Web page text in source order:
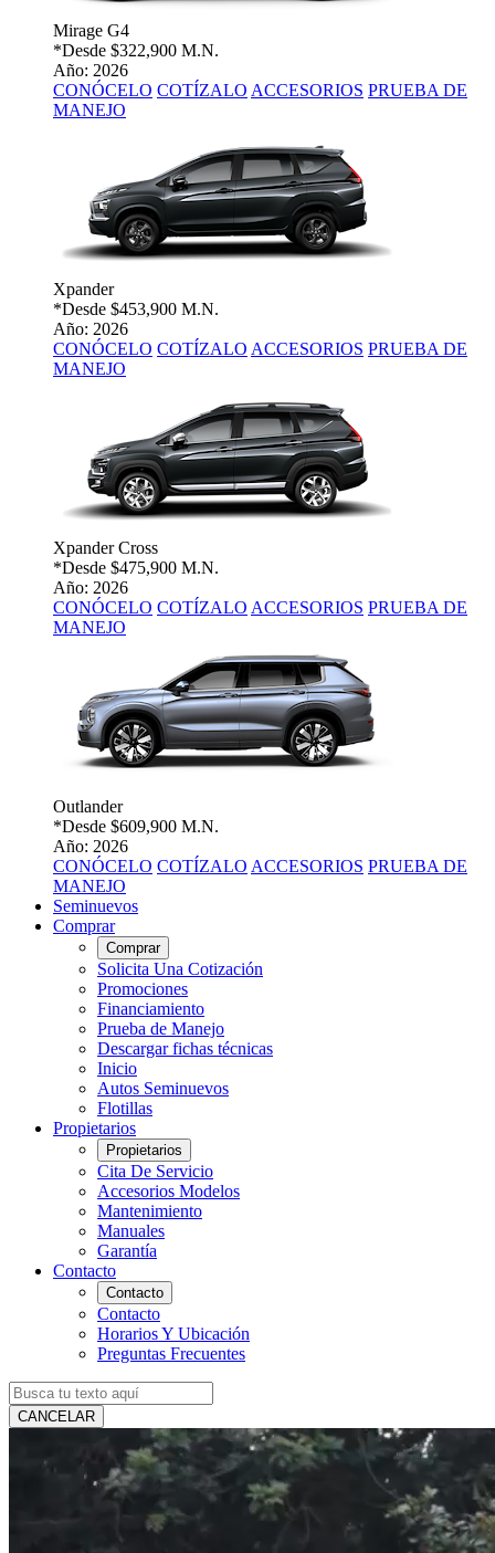
Mirage G4
*Desde $322,900 M.N.
Año: 2026
CONÓCELO COTÍZALO ACCESORIOS PRUEBA DE
MANEJO
Xpander
*Desde $453,900 M.N.
Año: 2026
CONÓCELO COTÍZALO ACCESORIOS PRUEBA DE
MANEJO
Xpander Cross
*Desde $475,900 M.N.
Año: 2026
CONÓCELO COTÍZALO ACCESORIOS PRUEBA DE
MANEJO
Outlander
*Desde $609,900 M.N.
Año: 2026
CONÓCELO COTÍZALO ACCESORIOS PRUEBA DE
MANEJO
Seminuevos
Comprar
Comprar
Solicita Una Cotización
Promociones
Financiamiento
Prueba de Manejo
Descargar fichas técnicas
Inicio
Autos Seminuevos
Flotillas
Propietarios
Propietarios
Cita De Servicio
Accesorios Modelos
Mantenimiento
Manuales
Garantía
Contacto
Contacto
Contacto
Horarios Y Ubicación
Preguntas Frecuentes
CANCELAR